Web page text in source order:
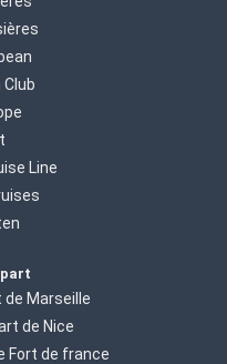
Line
de Marseille
de Nice
Fort de france